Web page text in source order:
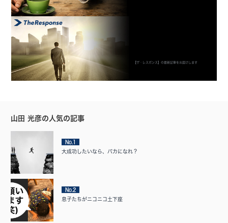
【ザ・レスポンス】の最新記事をお届けします
山田 光彦の人気の記事
No.1
大成功したいなら、バカになれ？
No.2
息子たちがニコニコ土下座